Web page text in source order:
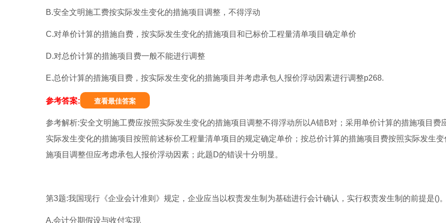
B.安全文明施工费按实际发生变化的措施项目调整，不得浮动
C.对单价计算的措施自费，按实际发生变化的措施项目和已标价工程量清单项目确定单价
D.对总价计算的措施项目费一般不能进行调整
E.总价计算的措施项目费，按实际发生变化的措施项目并考虑承包人报价浮动因素进行调整p268.
参考答案: 查看最佳答案
参考解析:安全文明施工费应按照实际发生变化的措施项目调整不得浮动所以A错B对；采用单价计算的措施项目费
实际发生变化的措施项目按照前述标价工程量清单项目的规定确定单价；按总价计算的措施项目费按照实际发生变
施项目调整但应考虑承包人报价浮动因素；此题D的错误十分明显。
第3题:我国现行《企业会计准则》规定，企业应当以权责发生制为基础进行会计确认，实行权责发生制的前提是()。
A.会计分期假设与收付实现